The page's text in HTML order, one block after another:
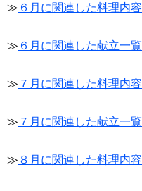
≫ ６月に関連した料理内容
≫ ６月に関連した献立一覧
≫ ７月に関連した料理内容
≫ ７月に関連した献立一覧
≫ ８月に関連した料理内容